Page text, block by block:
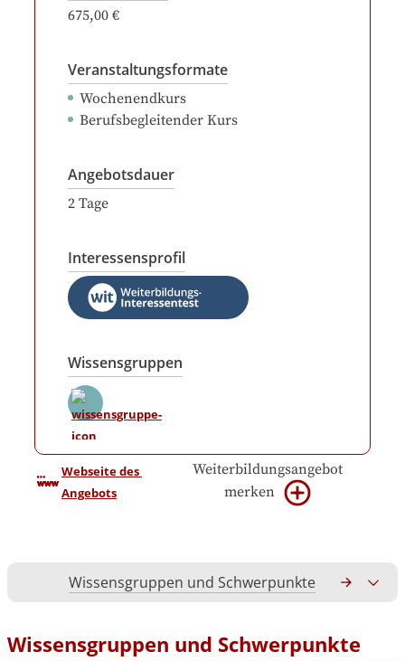
675,00 €
Veranstaltungsformate
Wochenendkurs
Berufsbegleitender Kurs
Angebotsdauer
2 Tage
Interessensprofil
Wissensgruppen
Webseite des
Angebots
Weiterbildungsangebot
merken
Wissensgruppen und Schwerpunkte
Wissensgruppen und Schwerpunkte